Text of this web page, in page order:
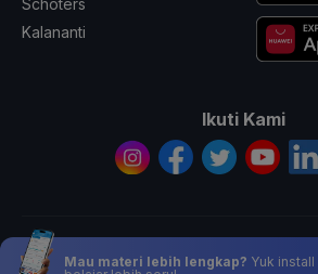
Schoters
Kalananti
Ikuti Kami
© 2026 All Rights Reserved PT. Ruang
Mau materi lebih lengkap? Yuk